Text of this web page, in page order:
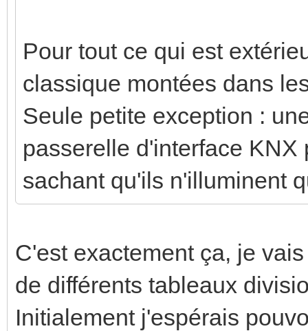
Pour tout ce qui est
classique montées dans
Seule petite exception :
passerelle d'interface
sachant qu'ils n'illuminent
C'est exactement ça, je
de différents tableaux
Initialement j'espérais